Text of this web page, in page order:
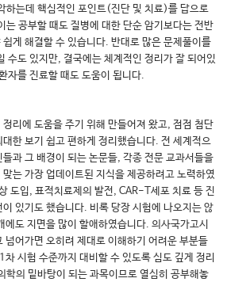
하는데 핵심적인 포인트(진단 및 치료)를 답으로
는 공부할 때도 질병에 대한 단순 암기보다는 전반
게 해결할 수 있습니다. 반대로 많은 문제풀이를
수도 있지만, 결국에는 체계적인 정리가 잘 되어있
자를 진료할 때도 도움이 됩니다.
리에 도움을 주기 위해 만들어져 왔고, 점점 첨단
한 보기 쉽고 편하게 정리했습니다. 전 세계적으
과 그 배경이 되는 논문들, 각종 전문 교과서들을
는 가장 업데이트된 지식을 제공하려고 노력하였
도입, 표적치료제의 발전, CAR-T세포 치료 등 진
있기도 했습니다. 비록 당장 시험에 나오지는 않
에도 지면을 많이 할애하였습니다. 의사국가고시
넘어가면 오히려 제대로 이해하기 어려운 부분들
시험 수준까지 대비할 수 있도록 심도 깊게 정리
학의 밑바탕이 되는 과목이므로 열심히 공부해놓